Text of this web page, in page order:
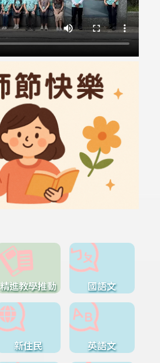
精進教學推動 國語文
新住民 英語文